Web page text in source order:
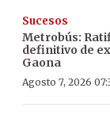
Sucesos
Metrobús:
definitivo de
Gaona
Agosto 7, 2026